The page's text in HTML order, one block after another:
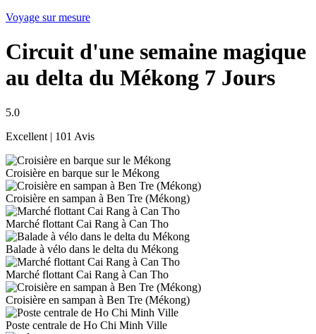
Voyage sur mesure
Circuit d'une semaine magique
au delta du Mékong 7 Jours
5.0
Excellent | 101 Avis
Croisière en barque sur le Mékong
Croisière en sampan à Ben Tre (Mékong)
Marché flottant Cai Rang à Can Tho
Balade à vélo dans le delta du Mékong
Marché flottant Cai Rang à Can Tho
Croisière en sampan à Ben Tre (Mékong)
Poste centrale de Ho Chi Minh Ville